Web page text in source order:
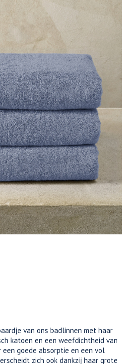
van ons badlinnen met haar
katoen en een weefdichtheid van
een goede absorptie en een vol
zich ook dankzij haar grote